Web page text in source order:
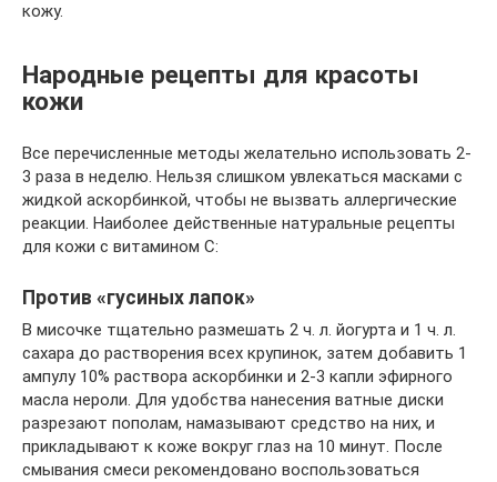
кожу.
Народные рецепты для красоты
кожи
Все перечисленные методы желательно использовать 2-
3 раза в неделю. Нельзя слишком увлекаться масками с
жидкой аскорбинкой, чтобы не вызвать аллергические
реакции. Наиболее действенные натуральные рецепты
для кожи с витамином С:
Против «гусиных лапок»
В мисочке тщательно размешать 2 ч. л. йогурта и 1 ч. л.
сахара до растворения всех крупинок, затем добавить 1
ампулу 10% раствора аскорбинки и 2-3 капли эфирного
масла нероли. Для удобства нанесения ватные диски
разрезают пополам, намазывают средство на них, и
прикладывают к коже вокруг глаз на 10 минут. После
смывания смеси рекомендовано воспользоваться